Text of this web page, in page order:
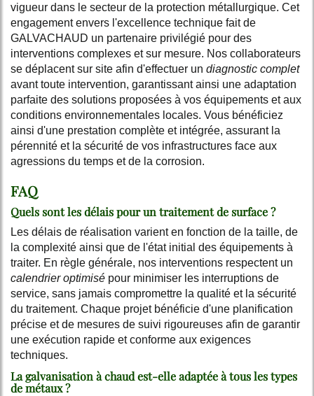
vigueur dans le secteur de la protection métallurgique. Cet
engagement envers l'excellence technique fait de
GALVACHAUD un partenaire privilégié pour des
interventions complexes et sur mesure. Nos collaborateurs
se déplacent sur site afin d'effectuer un diagnostic complet
avant toute intervention, garantissant ainsi une adaptation
parfaite des solutions proposées à vos équipements et aux
conditions environnementales locales. Vous bénéficiez
ainsi d'une prestation complète et intégrée, assurant la
pérennité et la sécurité de vos infrastructures face aux
agressions du temps et de la corrosion.
FAQ
Quels sont les délais pour un traitement de surface ?
Les délais de réalisation varient en fonction de la taille, de
la complexité ainsi que de l'état initial des équipements à
traiter. En règle générale, nos interventions respectent un
calendrier optimisé pour minimiser les interruptions de
service, sans jamais compromettre la qualité et la sécurité
du traitement. Chaque projet bénéficie d'une planification
précise et de mesures de suivi rigoureuses afin de garantir
une exécution rapide et conforme aux exigences
techniques.
La galvanisation à chaud est-elle adaptée à tous les types
de métaux ?